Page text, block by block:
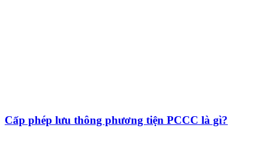
Cấp phép lưu thông phương tiện PCCC là gì?